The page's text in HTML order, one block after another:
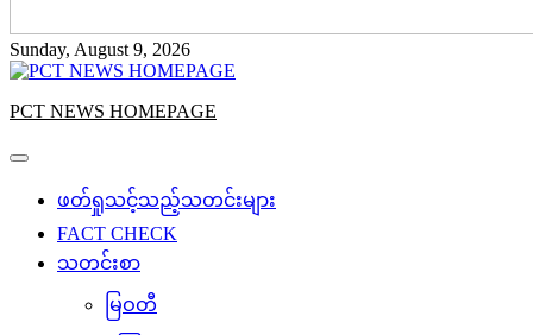
Sunday, August 9, 2026
PCT NEWS HOMEPAGE
ဖတ်ရှုသင့်သည့်သတင်းများ
FACT CHECK
သတင်းစာ
မြဝတီ